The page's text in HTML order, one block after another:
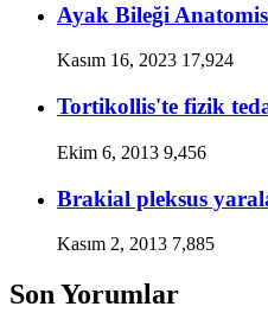
Ayak Bileği
Kasım 16, 2023 17,924
Tortikollis'te fizik
Ekim 6, 2013 9,456
Brakial pleksus
Kasım 2, 2013 7,885
Son Yorumlar